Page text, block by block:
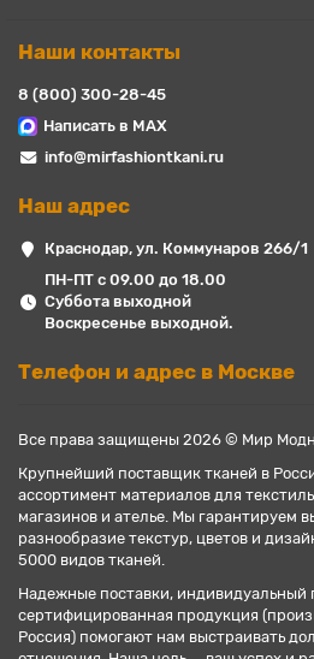
Наши контакты
8 (800) 300-28-45
Написать в MAX
info@mirfashiontkani.ru
Наш адрес
Краснодар, ул. Коммунаров 266/1
ПН-ПТ с 09.00 до 18.00
Суббота выходной
Воскресенье выходной.
Телефон и адрес в Москве
Все права защищены 2026 © Мир
Крупнейший поставщик тканей в
ассортимент материалов для
магазинов и ателье. Мы гарантируем
разнообразие текстур, цветов и
5000 видов тканей.
Надежные поставки, индивидуальный
сертифицированная продукция
Россия) помогают нам выстраивать